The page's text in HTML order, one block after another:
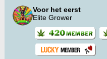
Voor het eerst
Elite Grower